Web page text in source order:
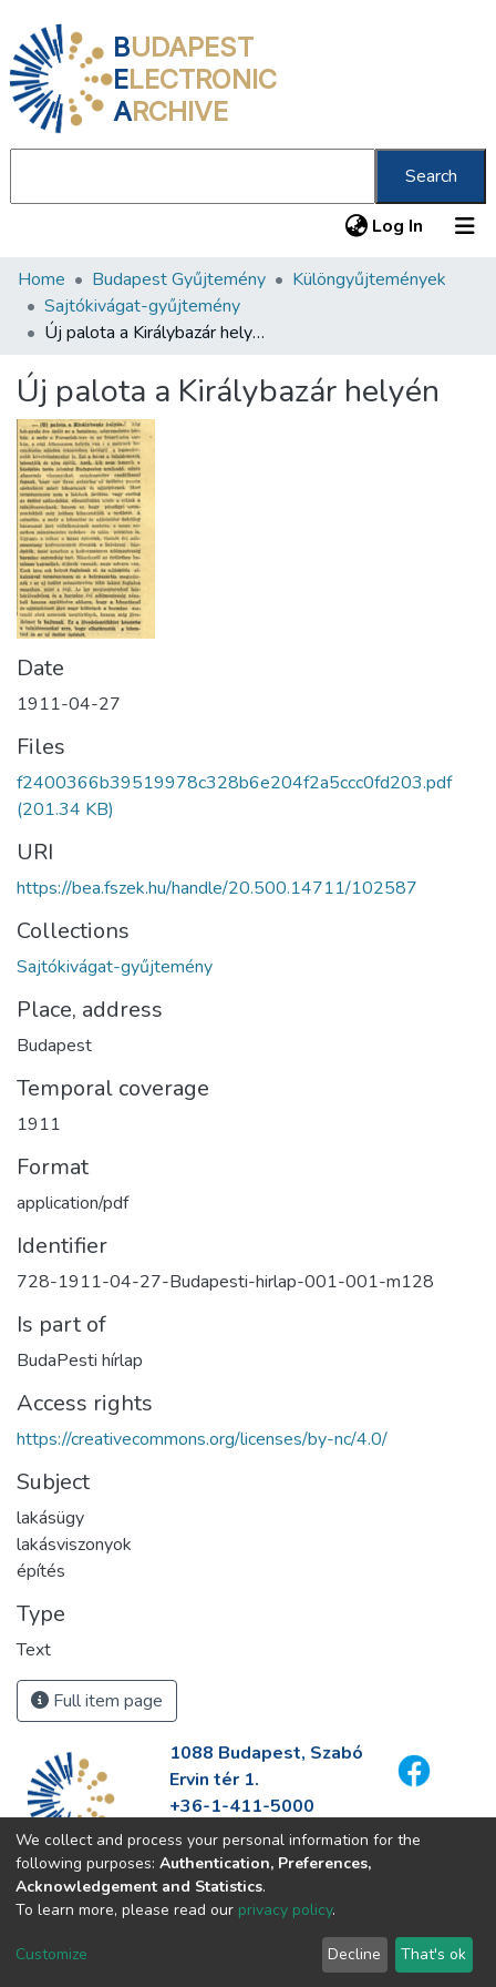
BUDAPEST
ELECTRONIC
ARCHIVE
Search
Log In (current)
Communities & Collections
All of DSpace
Statistics
About us
Home Budapest Gyűjtemény
Különgyűjtemények
Sajtókivágat-gyűjtemény
Új palota a Királybazár helyén
Új palota a Királybazár helyén
Date
1911-04-27
Files
f2400366b39519978c328b6e204f2a5ccc0fd203.pdf
(201.34 KB)
URI
https://bea.fszek.hu/handle/20.500.14711/102587
Collections
Sajtókivágat-gyűjtemény
Place, address
Budapest
Temporal coverage
1911
Format
application/pdf
Identifier
728-1911-04-27-Budapesti-hirlap-001-001-m128
Is part of
BudaPesti hírlap
Access rights
https://creativecommons.org/licenses/by-nc/4.0/
Subject
lakásügy
lakásviszonyok
építés
Type
Text
Full item page
1088 Budapest, Szabó
Ervin tér 1.
+36-1-411-5000
info@fszek.hu
https://fszek.hu
We collect and process your personal information for the
following purposes: Authentication, Preferences,
Acknowledgement and Statistics.
To learn more, please read our privacy policy.
Customize Decline That's ok